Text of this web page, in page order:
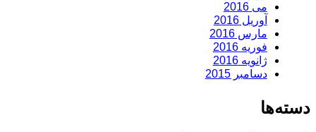
می 2016
آوریل 2016
مارس 2016
فوریه 2016
ژانویه 2016
دسامبر 2015
دسته‌ها